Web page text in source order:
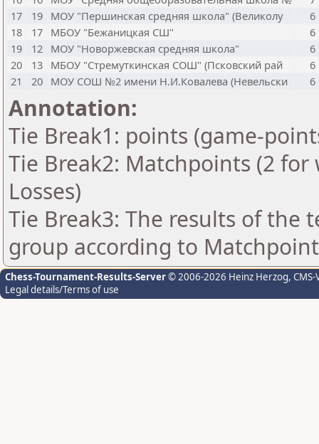
17
19 МОУ "Першинская средняя школа" (Великолу
6
18
17 МБОУ "Бежаницкая СШ"
6
19
12 МОУ "Новоржевская средняя школа"
6
20
13 МБОУ "Стремуткинская СОШ" (Псковский рай
6
21
20 МОУ СОШ №2 имени Н.И.Ковалева (Невельски 6
Annotation:
Tie Break1: points (game-
Tie Break2: Matchpoints (2
Losses)
Tie Break3: The results of the
group according to
Chess-Tournament-Results-Server© 2006-2026 Heinz Herzog,
Legal details/Terms of use